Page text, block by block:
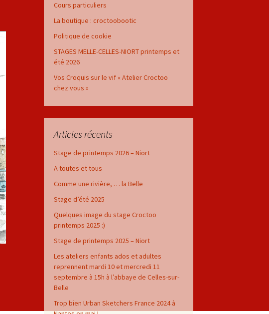
Cours particuliers
La boutique : croctoobootic
Politique de cookie
STAGES MELLE-CELLES-NIORT printemps et
été 2026
Vos Croquis sur le vif « Atelier Croctoo
chez vous »
Articles récents
Stage de printemps 2026 – Niort
A toutes et tous
Comme une rivière, … la Belle
Stage d’été 2025
Quelques image du stage Croctoo
printemps 2025 :)
Stage de printemps 2025 – Niort
Les ateliers enfants ados et adultes
reprennent mardi 10 et mercredi 11
septembre à 15h à l’abbaye de Celles-sur-
Belle
Trop bien Urban Sketchers France 2024 à